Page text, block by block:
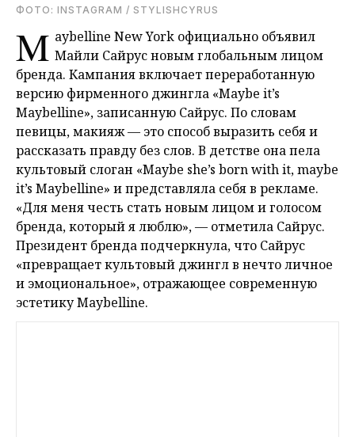
ФОТО: INSTAGRAM / STYLISHCYRUS
M aybelline New York официально объявил
Майли Сайрус новым глобальным лицом
бренда. Кампания включает переработанную
версию фирменного джингла «Maybe it’s
Maybelline», записанную Сайрус. По словам
певицы, макияж — это способ выразить себя и
рассказать правду без слов. В детстве она пела
культовый слоган «Maybe she’s born with it, maybe
it’s Maybelline» и представляла себя в рекламе.
«Для меня честь стать новым лицом и голосом
бренда, который я люблю», — отметила Сайрус.
Президент бренда подчеркнула, что Сайрус
«превращает культовый джингл в нечто личное
и эмоциональное», отражающее современную
эстетику Maybelline.